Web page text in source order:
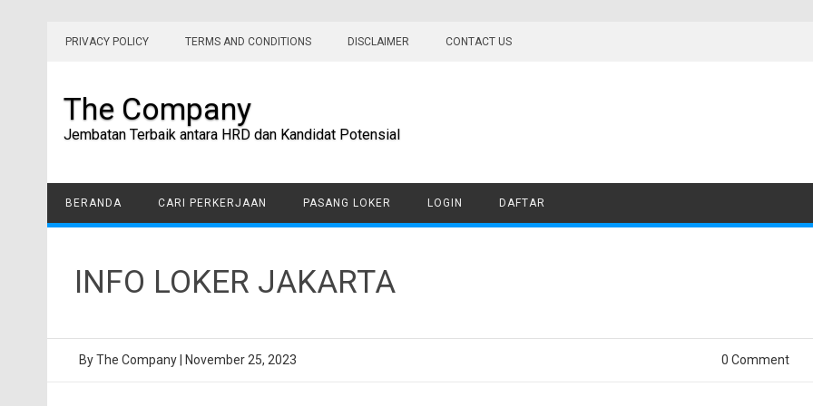
PRIVACY POLICY TERMS AND CONDITIONS DISCLAIMER CONTACT US
The Company
Jembatan Terbaik antara HRD dan Kandidat Potensial
BERANDA CARI PERKERJAAN PASANG LOKER LOGIN DAFTAR
INFO LOKER JAKARTA
ByThe Company November 25, 2023 0 Comment